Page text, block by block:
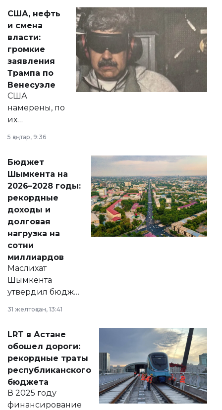
актуальных тем —
от слухов о
политических
реформах до
вопросов армии,
экономики и
личного здоровья.
США, нефть
и смена
власти:
громкие
заявления
Трампа по
Венесуэле
США
намерены, по
их
принести
народу
Венесуэлы.
5 қаңтар, 9:36
Бюджет
Шымкента на
2026–2028 годы:
рекордные
доходы и
долговая
нагрузка на
сотни
миллиардов
Маслихат
Шымкента
утвердил бюджет
2028 годы.
документ
появился в базе
нормативных
правовых актов и
на сайте маслихат
города.
31 желтоқсан, 13:41
LRT в Астане
обошел дороги:
рекордные траты
республиканского
бюджета
В 2025 году
финансирование